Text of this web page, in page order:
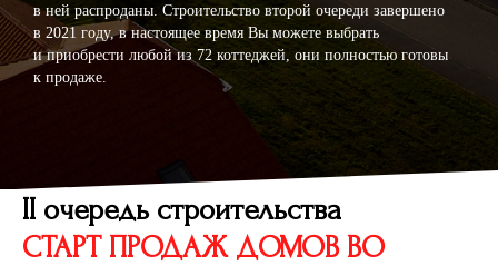
в ней распроданы. Строительство второй очереди завершено
в 2021 году, в настоящее время Вы можете выбрать
и приобрести любой из 72 коттеджей, они полностью готовы
к продаже.
II очередь строительства
СТАРТ ПРОДАЖ ДОМОВ ВО